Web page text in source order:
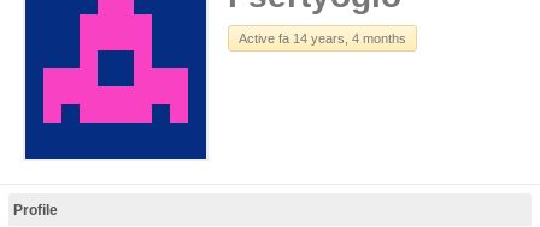
Active fa 14 years, 4 months
Profile